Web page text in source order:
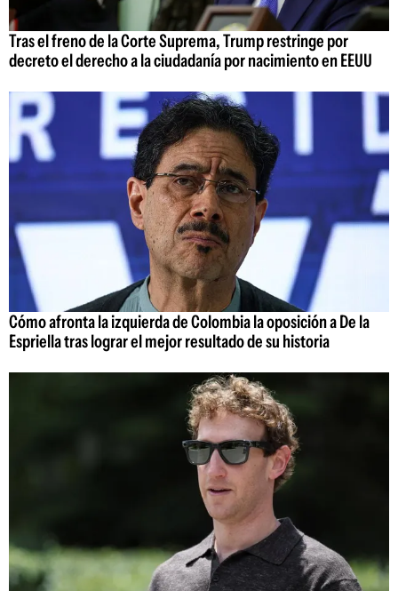
Tras el freno de la Corte Suprema, Trump restringe por
decreto el derecho a la ciudadanía por nacimiento en EEUU
Cómo afronta la izquierda de Colombia la oposición a De la
Espriella tras lograr el mejor resultado de su historia